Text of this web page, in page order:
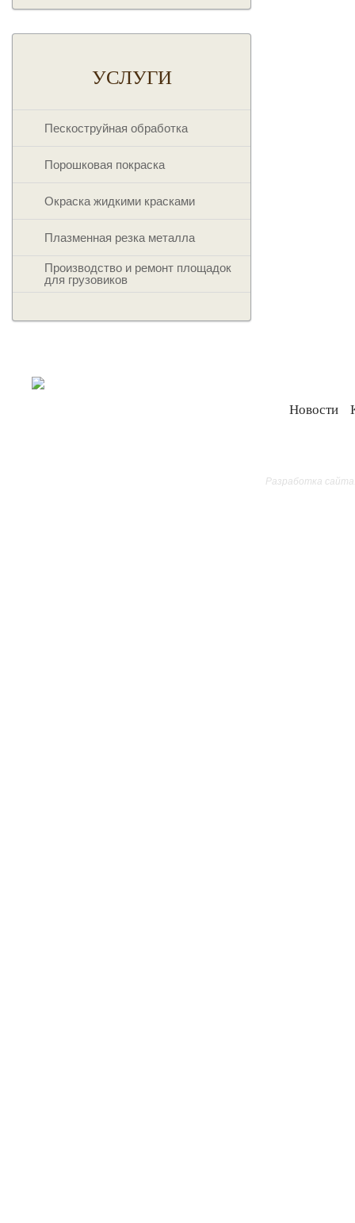
УСЛУГИ
Пескоструйная обработка
Порошковая покраска
Окраска жидкими красками
Плазменная резка металла
Производство и ремонт площадок
для грузовиков
Новости
Разработка